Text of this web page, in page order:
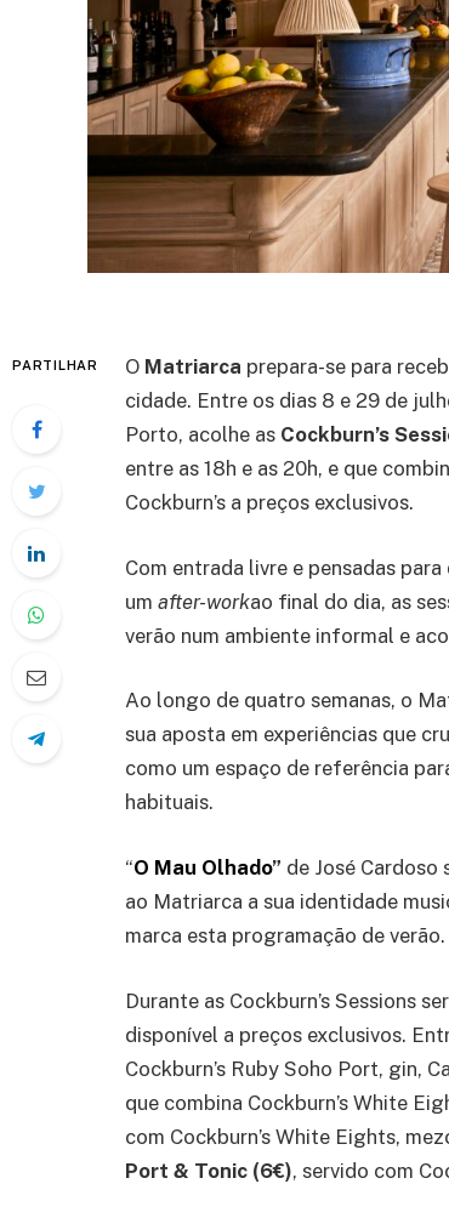
PARTILHAR O Matriarca prepara-se para
cidade. Entre os dias 8 e 29 de
Porto, acolhe as Cockburn’s
entre as 18h e as 20h, e que
Cockburn’s a preços exclusivos.
Com entrada livre e pensadas
um after-workao final do dia, as
verão num ambiente informal e
Ao longo de quatro semanas, o
sua aposta em experiências que
como um espaço de referência
habituais.
“O Mau Olhado” de José Cardoso
ao Matriarca a sua identidade
marca esta programação de verão.
Durante as Cockburn’s Sessions
disponível a preços exclusivos.
Cockburn’s Ruby Soho Port, gin,
que combina Cockburn’s White
com Cockburn’s White Eights,
Port & Tonic (6€), servido com